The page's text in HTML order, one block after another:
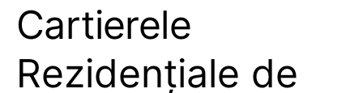
Cartierele
Rezidențiale de